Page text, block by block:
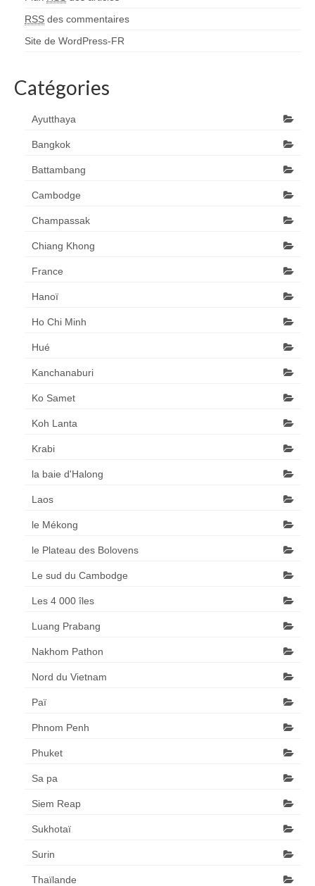
RSS des commentaires
Site de WordPress-FR
Catégories
Ayutthaya
Bangkok
Battambang
Cambodge
Champassak
Chiang Khong
France
Hanoï
Ho Chi Minh
Hué
Kanchanaburi
Ko Samet
Koh Lanta
Krabi
la baie d'Halong
Laos
le Mékong
le Plateau des Bolovens
Le sud du Cambodge
Les 4 000 îles
Luang Prabang
Nakhom Pathon
Nord du Vietnam
Paï
Phnom Penh
Phuket
Sa pa
Siem Reap
Sukhotaï
Surin
Thaïlande